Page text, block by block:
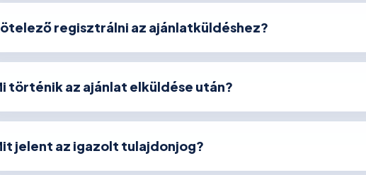
regisztrálni az ajánlatküldéshez?
történik az ajánlat elküldése után?
jelent az igazolt tulajdonjog?